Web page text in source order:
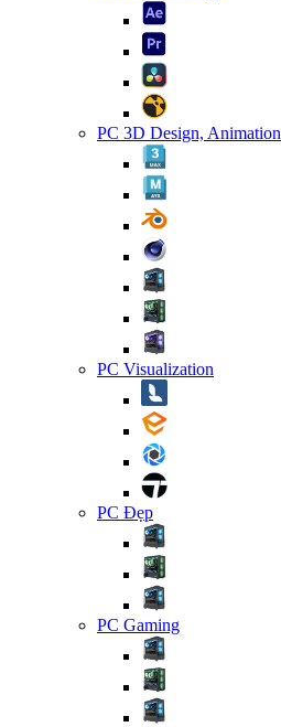
PC 3D Design, Animation
PC Visualization
PC Đẹp
PC Gaming